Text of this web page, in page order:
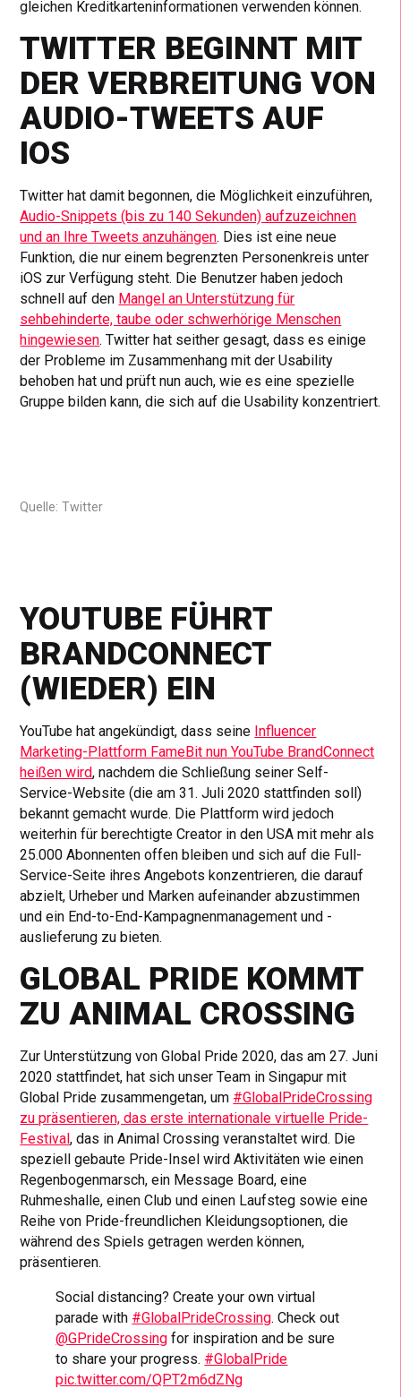
gleichen Kreditkarteninformationen verwenden können.
TWITTER BEGINNT MIT
DER VERBREITUNG VON
AUDIO-TWEETS AUF
IOS
Twitter hat damit begonnen, die Möglichkeit einzuführen,
Audio-Snippets (bis zu 140 Sekunden) aufzuzeichnen
und an Ihre Tweets anzuhängen. Dies ist eine neue
Funktion, die nur einem begrenzten Personenkreis unter
iOS zur Verfügung steht. Die Benutzer haben jedoch
schnell auf den Mangel an Unterstützung für
sehbehinderte, taube oder schwerhörige Menschen
hingewiesen. Twitter hat seither gesagt, dass es einige
der Probleme im Zusammenhang mit der Usability
behoben hat und prüft nun auch, wie es eine spezielle
Gruppe bilden kann, die sich auf die Usability konzentriert.
Quelle: Twitter
YOUTUBE FÜHRT
BRANDCONNECT
(WIEDER) EIN
YouTube hat angekündigt, dass seine Influencer
Marketing-Plattform FameBit nun YouTube BrandConnect
heißen wird, nachdem die Schließung seiner Self-
Service-Website (die am 31. Juli 2020 stattfinden soll)
bekannt gemacht wurde. Die Plattform wird jedoch
weiterhin für berechtigte Creator in den USA mit mehr als
25.000 Abonnenten offen bleiben und sich auf die Full-
Service-Seite ihres Angebots konzentrieren, die darauf
abzielt, Urheber und Marken aufeinander abzustimmen
und ein End-to-End-Kampagnenmanagement und -
auslieferung zu bieten.
GLOBAL PRIDE KOMMT
ZU ANIMAL CROSSING
Zur Unterstützung von Global Pride 2020, das am 27. Juni
2020 stattfindet, hat sich unser Team in Singapur mit
Global Pride zusammengetan, um #GlobalPrideCrossing
zu präsentieren, das erste internationale virtuelle Pride-
Festival, das in Animal Crossing veranstaltet wird. Die
speziell gebaute Pride-Insel wird Aktivitäten wie einen
Regenbogenmarsch, ein Message Board, eine
Ruhmeshalle, einen Club und einen Laufsteg sowie eine
Reihe von Pride-freundlichen Kleidungsoptionen, die
während des Spiels getragen werden können,
präsentieren.
Social distancing? Create your own virtual
parade with #GlobalPrideCrossing. Check out
@GPrideCrossing for inspiration and be sure
to share your progress. #GlobalPride
pic.twitter.com/QPT2m6dZNg